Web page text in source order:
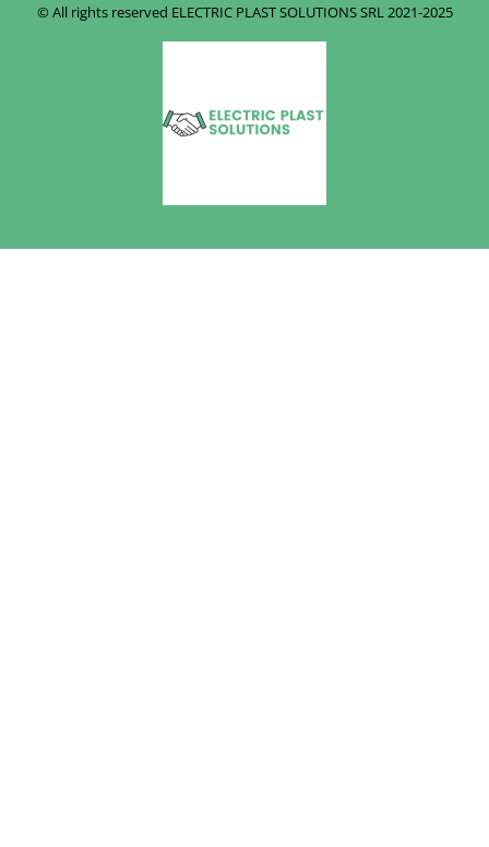
© All rights reserved ELECTRIC PLAST SOLUTIONS SRL2021-2025